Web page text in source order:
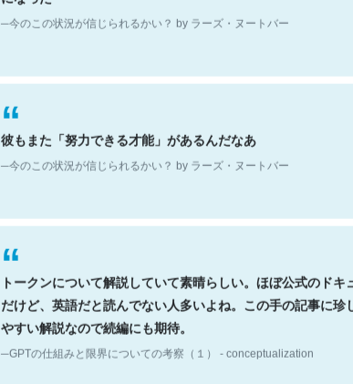
─今のこの状況が信じられるかい？ by ラーズ・ヌートバー
彼もまた「努力できる才能」があるんだなあ
─今のこの状況が信じられるかい？ by ラーズ・ヌートバー
トークンについて解説していて素晴らしい。ほぼ公式のドキ
だけど、英語だと読んでない人多いよね。この手の記事に珍
やすい解説なので続編にも期待。
─GPTの仕組みと限界についての考察（１） - conceptualization